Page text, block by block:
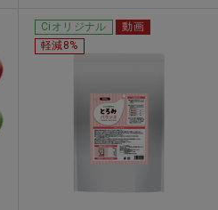
Ciオリジナル
動画
軽減8%